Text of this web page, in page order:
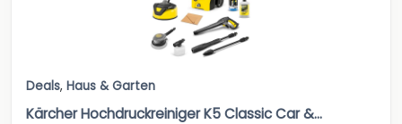
Deals, Haus & Garten
Kärcher Hochdruckreiniger K5 Classic Car &...